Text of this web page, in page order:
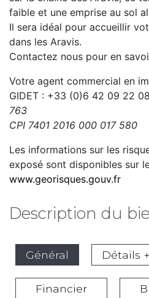
faible et une emprise au sol
Il sera idéal pour accueillir
dans les Aravis.
Contactez nous pour en
Votre agent commercial en
GIDET : +33 (0)6 42 09 22
763
CPI 7401 2016 000 017 580
Les informations sur les
exposé sont disponibles sur
www.georisques.gouv.fr
Description du
Général Détails +
Financier